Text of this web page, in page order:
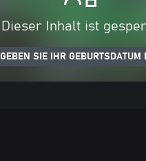
Dieser Inhalt ist
GEBEN SIE IHR GEBURTSDATUM